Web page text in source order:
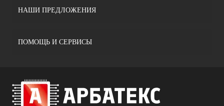
НАШИ ПРЕДЛОЖЕНИЯ
ПОМОЩЬ И СЕРВИСЫ